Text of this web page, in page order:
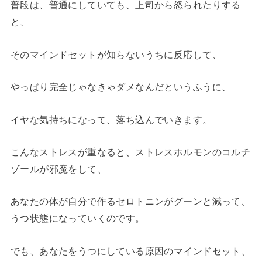
普段は、普通にしていても、上司から怒られたりする
と、
そのマインドセットが知らないうちに反応して、
やっぱり完全じゃなきゃダメなんだというふうに、
イヤな気持ちになって、落ち込んでいきます。
こんなストレスが重なると、ストレスホルモンのコルチ
ゾールが邪魔をして、
あなたの体が自分で作るセロトニンがグーンと減って、
うつ状態になっていくのです。
でも、あなたをうつにしている原因のマインドセット、